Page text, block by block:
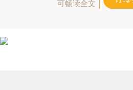
可畅读全文